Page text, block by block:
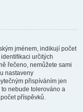
jménem, indikují počet
určitých
řečeno, nemůžete sami
nastaveny
přispíváním jen
nebude tolerováno a
příspěvků.